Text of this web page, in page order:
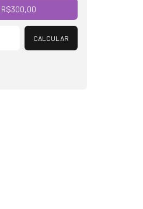
R$300,00
CALCULAR